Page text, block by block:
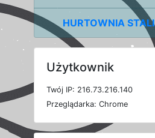
HURTOWNIA STALI
Użytkownik
Twój IP: 216.73.216.140
Przeglądarka: Chrome